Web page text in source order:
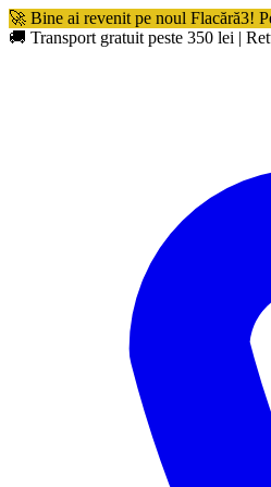
🚀 Bine ai revenit pe noul Flacără3!
🚚 Transport gratuit peste 350 lei |